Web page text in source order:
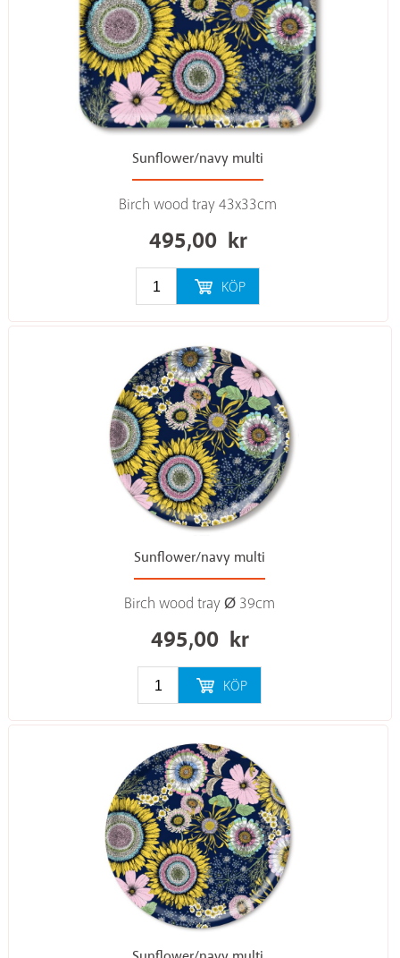
Sunflower/navy multi
Birch wood tray 43x33cm
495,00 kr
KÖP
Sunflower/navy multi
Birch wood tray Ø 39cm
495,00 kr
KÖP